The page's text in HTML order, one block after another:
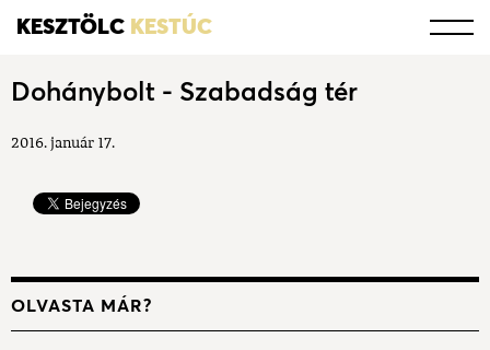
KESZTÖLC KESTÚC
Dohánybolt - Szabadság tér
2016. január 17.
OLVASTA MÁR?